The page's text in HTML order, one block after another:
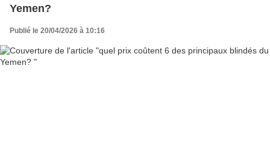
Yemen?
Publié le 20/04/2026 à 10:16